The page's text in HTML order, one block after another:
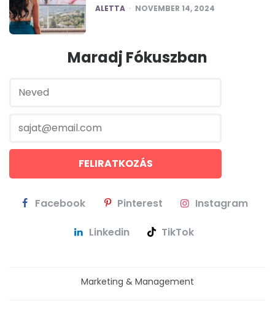
POSTED
ALETTA NOVEMBER 14, 2024
Maradj Fókuszban
Facebook Pinterest Instagram
Linkedin TikTok
Marketing & Management